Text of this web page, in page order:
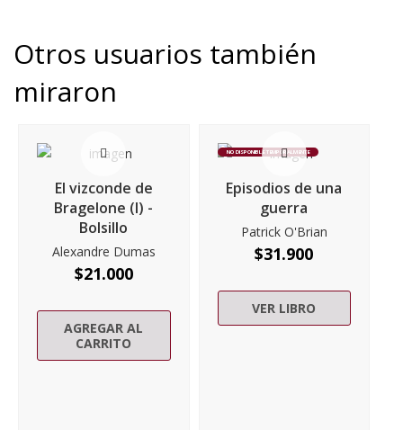
Otros usuarios también
miraron
El vizconde de
Bragelone (I) -
Bolsillo
Alexandre Dumas
$21.000
AGREGAR AL
CARRITO
NO DISPONIBLE TEMPORALMENTE
Episodios de una
guerra
Patrick O'Brian
$31.900
VER LIBRO